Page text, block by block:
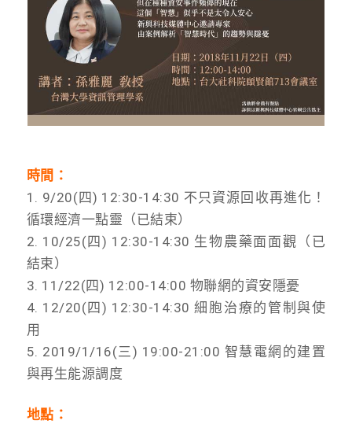
時間：
1. 9/20(四) 12:30-14:30 不只資源回收再進化！
循環經濟一點靈（已結束）
2. 10/25(四) 12:30-14:30 生物農藥面面觀（已
結束）
3. 11/22(四) 12:00-14:00 物聯網的資安隱憂
4. 12/20(四) 12:30-14:30 細胞治療的管制與使
用
5. 2019/1/16(三) 19:00-21:00 智慧電網的建置
與再生能源調度
地點：